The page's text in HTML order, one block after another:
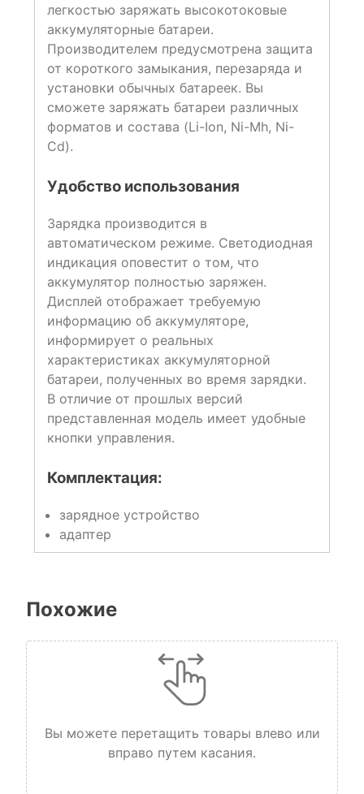
легкостью заряжать высокотоковые
аккумуляторные батареи.
Производителем предусмотрена защита
от короткого замыкания, перезаряда и
установки обычных батареек. Вы
сможете заряжать батареи различных
форматов и состава (Li-Ion, Ni-Mh, Ni-
Cd).
Удобство использования
Зарядка производится в
автоматическом режиме. Светодиодная
индикация оповестит о том, что
аккумулятор полностью заряжен.
Дисплей отображает требуемую
информацию об аккумуляторе,
информирует о реальных
характеристиках аккумуляторной
батареи, полученных во время зарядки.
В отличие от прошлых версий
представленная модель имеет удобные
кнопки управления.
Комплектация:
зарядное устройство
адаптер
Похожие
Вы можете перетащить товары влево или
вправо путем касания.